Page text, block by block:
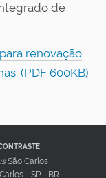
de
renovação
(PDF 600KB)
São Carlos
- SP - BR